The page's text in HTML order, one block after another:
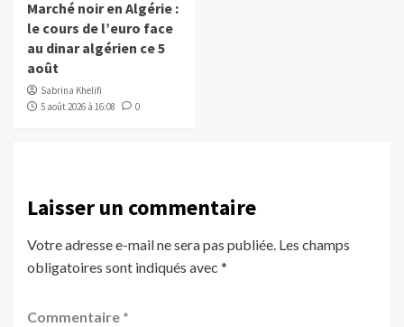
Marché noir en Algérie :
le cours de l’euro face
au dinar algérien ce 5
août
Sabrina Khelifi
5 août 2026 à 16:08
0
Laisser un commentaire
Votre adresse e-mail ne sera pas publiée. Les champs
obligatoires sont indiqués avec *
Commentaire *